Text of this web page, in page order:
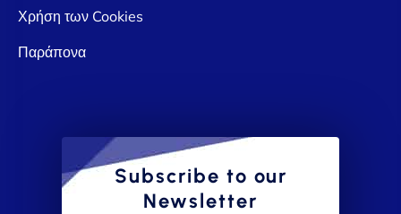
Χρήση των Cookies
Παράπονα
Subscribe to our
Newsletter